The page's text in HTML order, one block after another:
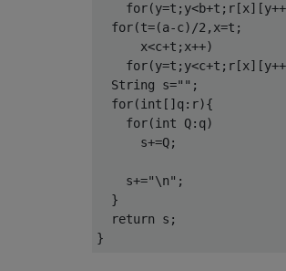
for(t=(a-c)/2,x=t;
x<c+t;x++)
String s="";
for(int[]q:r){
for(int Q:q)
s+=Q;
s+="\n";
}
return s;